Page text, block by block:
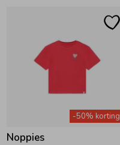
-50% korting
Noppies